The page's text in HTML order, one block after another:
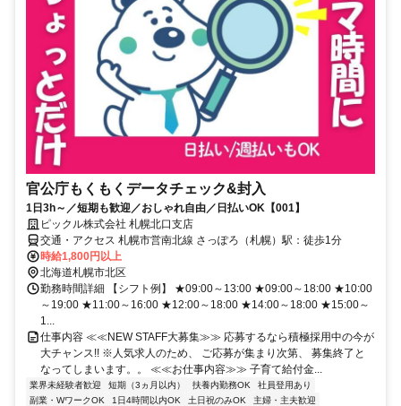
官公庁もくもくデータチェック&封入
1日3h～／短期も歓迎／おしゃれ自由／日払いOK【001】
ピックル株式会社 札幌北口支店
交通・アクセス 札幌市営南北線 さっぽろ（札幌）駅：徒歩1分
時給1,800円以上
北海道札幌市北区
勤務時間詳細 【シフト例】 ★09:00～13:00 ★09:00～18:00 ★10:00
～19:00 ★11:00～16:00 ★12:00～18:00 ★14:00～18:00 ★15:00～
1...
仕事内容 ≪≪NEW STAFF大募集≫≫ 応募するなら積極採用中の今が
大チャンス!! ※人気求人のため、 ご応募が集まり次第、 募集終了と
なってしまいます。。 ≪≪お仕事内容≫≫ 子育て給付金...
業界未経験者歓迎 短期（3ヵ月以内） 扶養内勤務OK
社員登用あり
副業・WワークOK
1日4時間以内OK 土日祝のみOK
主婦・主夫歓迎